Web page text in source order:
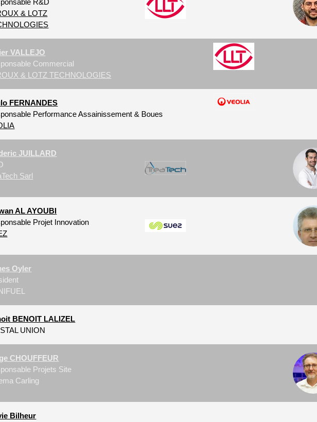
R&D
& LOTZ
VALLEJO
Commercial
& LOTZ TECHNOLOGIES
FERNANDES
Performance Assainissement & Boues
JUILLARD
Sarl
AL AYOUBI
Projet Innovation
Oyler
BENOIT LALIZEL
UNION
CHOUFFEUR
Projets Site
Carling
Bilheur